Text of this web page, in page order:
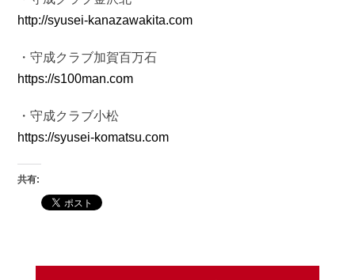
http://syusei-kanazawakita.com
・守成クラブ加賀百万石
https://s100man.com
・守成クラブ小松
https://syusei-komatsu.com
共有: